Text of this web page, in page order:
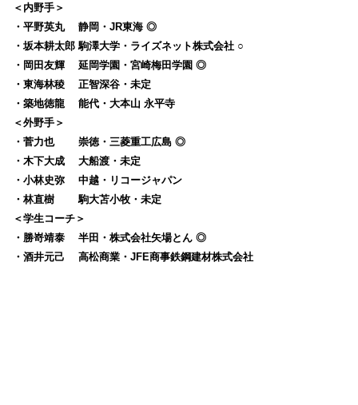
＜内野手＞
・平野英丸 静岡・JR東海 ◎
・坂本耕太郎 駒澤大学・ライズネット株式会社 ○
・岡田友輝 延岡学園・宮崎梅田学園 ◎
・東海林稜 正智深谷・未定
・築地徳龍 能代・大本山 永平寺
＜外野手＞
・菅力也 崇徳・三菱重工広島 ◎
・木下大成 大船渡・未定
・小林史弥 中越・リコージャパン
・林直樹 駒大苫小牧・未定
＜学生コーチ＞
・勝嵜靖泰 半田・株式会社矢場とん ◎
・酒井元己 高松商業・JFE商事鉄鋼建材株式会社